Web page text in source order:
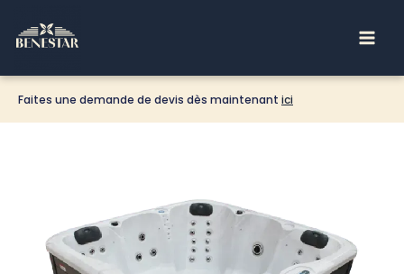
contenu
Faites une demande de devis dès maintenant ici